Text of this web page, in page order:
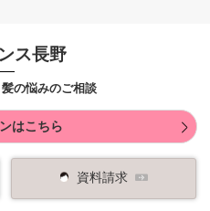
ス長野
の悩みのご相談
はこちら
資料請求